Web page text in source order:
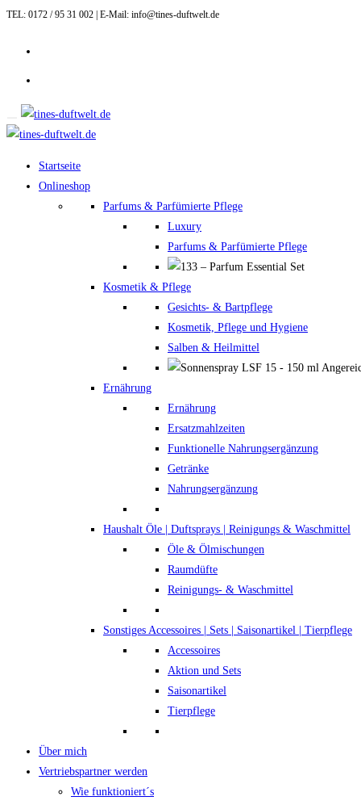
Zum
springen
TEL: 0172 / 95 31 002 | E-Mail: info@tines-duftwelt.de
Startseite
Onlineshop
Parfums & Parfümierte Pflege
Luxury
Parfums & Parfümierte Pflege
Kosmetik & Pflege
Gesichts- & Bartpflege
Kosmetik, Pflege und Hygiene
Salben & Heilmittel
Ernährung
Ernährung
Ersatzmahlzeiten
Funktionelle Nahrungsergänzung
Getränke
Nahrungsergänzung
Haushalt Öle | Duftsprays | Reinigungs & Waschmittel
Öle & Ölmischungen
Raumdüfte
Reinigungs- & Waschmittel
Sonstiges Accessoires | Sets | Saisonartikel | Tierpflege
Accessoires
Aktion und Sets
Saisonartikel
Tierpflege
Über mich
Vertriebspartner werden
Wie funktioniert´s